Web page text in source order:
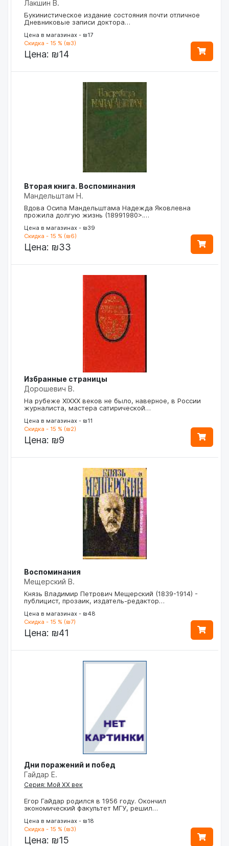
Лакшин В.
Букинистическое издание состояния почти отличное
Дневниковые записи доктора…
Цена в магазинах - ₪17
Скидка - 15 % (₪3)
Цена: ₪14
Вторая книга. Воспоминания
Мандельштам Н.
Вдова Осипа Мандельштама Надежда Яковлевна
прожила долгую жизнь (18991980>.…
Цена в магазинах - ₪39
Скидка - 15 % (₪6)
Цена: ₪33
Избранные страницы
Дорошевич В.
На рубеже XIXXX веков не было, наверное, в России
журналиста, мастера сатирической…
Цена в магазинах - ₪11
Скидка - 15 % (₪2)
Цена: ₪9
Воспоминания
Мещерский В.
Князь Владимир Петрович Мещерский (1839-1914) -
публицист, прозаик, издатель-редактор…
Цена в магазинах - ₪48
Скидка - 15 % (₪7)
Цена: ₪41
Дни поражений и побед
Гайдар Е.
Серия: Мой ХХ век
Егор Гайдар родился в 1956 году. Окончил
экономический факультет МГУ, решил…
Цена в магазинах - ₪18
Скидка - 15 % (₪3)
Цена: ₪15